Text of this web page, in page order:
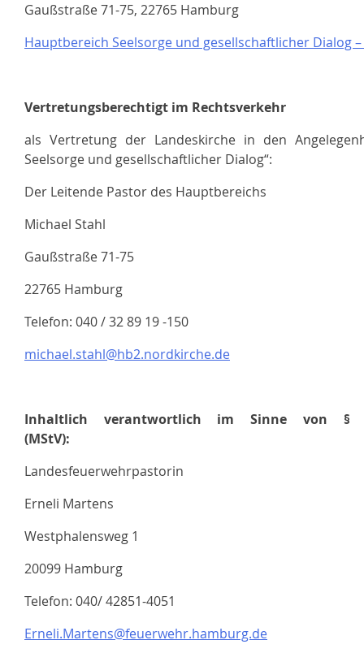
Gaußstraße 71-75, 22765 Hamburg
Hauptbereich Seelsorge und gesellschaftlicher Dialog
Vertretungsberechtigt im Rechtsverkehr
als Vertretung der Landeskirche in den
Seelsorge und gesellschaftlicher Dialog“:
Der Leitende Pastor des Hauptbereichs
Michael Stahl
Gaußstraße 71-75
22765 Hamburg
Telefon: 040 / 32 89 19 -150
michael.stahl@hb2.nordkirche.de
Inhaltlich verantwortlich im Sinne von §
(MStV):
Landesfeuerwehrpastorin
Erneli Martens
Westphalensweg 1
20099 Hamburg
Telefon: 040/ 42851-4051
Erneli.Martens@feuerwehr.hamburg.de